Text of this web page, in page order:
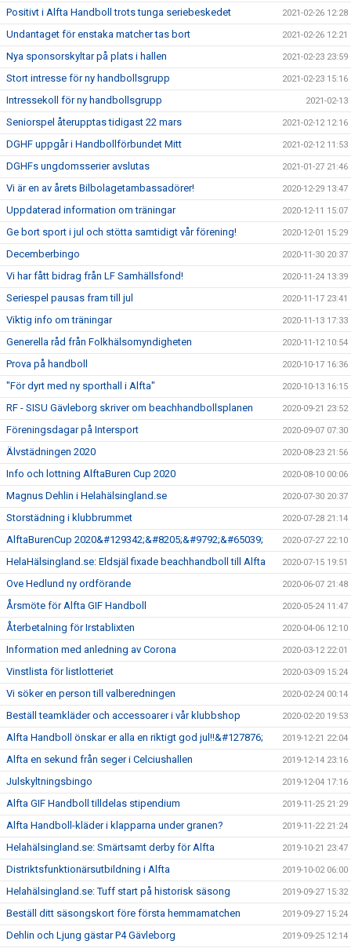
Positivt i Alfta Handboll trots tunga seriebeskedet 2021-02-26 12:28
Undantaget för enstaka matcher tas bort 2021-02-26 12:21
Nya sponsorskyltar på plats i hallen 2021-02-23 23:59
Stort intresse för ny handbollsgrupp 2021-02-23 15:16
Intressekoll för ny handbollsgrupp 2021-02-13
Seniorspel återupptas tidigast 22 mars 2021-02-12 12:16
DGHF uppgår i Handbollförbundet Mitt 2021-02-12 11:53
DGHFs ungdomsserier avslutas 2021-01-27 21:46
Vi är en av årets Bilbolagetambassadörer! 2020-12-29 13:47
Uppdaterad information om träningar 2020-12-11 15:07
Ge bort sport i jul och stötta samtidigt vår förening! 2020-12-01 15:29
Decemberbingo 2020-11-30 20:37
Vi har fått bidrag från LF Samhällsfond! 2020-11-24 13:39
Seriespel pausas fram till jul 2020-11-17 23:41
Viktig info om träningar 2020-11-13 17:33
Generella råd från Folkhälsomyndigheten 2020-11-12 10:54
Prova på handboll 2020-10-17 16:36
"För dyrt med ny sporthall i Alfta" 2020-10-13 16:15
RF - SISU Gävleborg skriver om beachhandbollsplanen 2020-09-21 23:52
Föreningsdagar på Intersport 2020-09-07 07:30
Älvstädningen 2020 2020-08-23 21:56
Info och lottning AlftaBuren Cup 2020 2020-08-10 00:06
Magnus Dehlin i Helahälsingland.se 2020-07-30 20:37
Storstädning i klubbrummet 2020-07-28 21:14
AlftaBurenCup 2020&#129342;&#8205;&#9792;&#65039; 2020-07-27 22:10
HelaHälsingland.se: Eldsjäl fixade beachhandboll till Alfta 2020-07-15 19:51
Ove Hedlund ny ordförande 2020-06-07 21:48
Årsmöte för Alfta GIF Handboll 2020-05-24 11:47
Återbetalning för Irstablixten 2020-04-06 12:10
Information med anledning av Corona 2020-03-12 22:01
Vinstlista för listlotteriet 2020-03-09 15:24
Vi söker en person till valberedningen 2020-02-24 00:14
Beställ teamkläder och accessoarer i vår klubbshop 2020-02-20 19:53
Alfta Handboll önskar er alla en riktigt god jul!!&#127876; 2019-12-21 22:04
Alfta en sekund från seger i Celciushallen 2019-12-14 23:16
Julskyltningsbingo 2019-12-04 17:16
Alfta GIF Handboll tilldelas stipendium 2019-11-25 21:29
Alfta Handboll-kläder i klapparna under granen? 2019-11-22 21:24
Helahälsingland.se: Smärtsamt derby för Alfta 2019-10-21 23:47
Distriktsfunktionärsutbildning i Alfta 2019-10-02 06:00
Helahälsingland.se: Tuff start på historisk säsong 2019-09-27 15:32
Beställ ditt säsongskort före första hemmamatchen 2019-09-27 15:24
Dehlin och Ljung gästar P4 Gävleborg 2019-09-25 12:14